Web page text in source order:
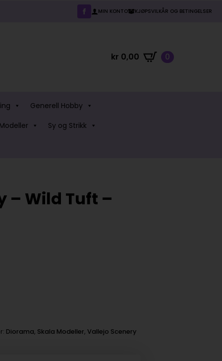
MIN KONTO KJØPSVILKÅR OG BETINGELSER
kr 0,00 0
Generell Hobby
Sy og Strikk
– Wild Tuft –
Diorama, Skala Modeller, Vallejo Scenery